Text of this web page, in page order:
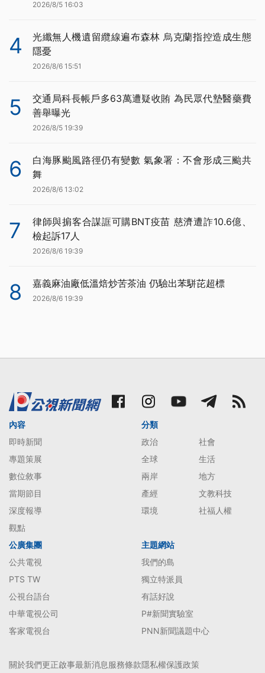
2026/8/5 16:03
4
光纖無人機遺留纜線遍布森林 烏克蘭指控造成生態
隱憂
2026/8/6 15:51
5
交通局科長帳戶多63萬遭疑收賄 為民眾代墊醫藥費
善舉曝光
2026/8/5 19:39
6
白海豚颱風路徑仍有變數 氣象署：不會形成三颱共
舞
2026/8/6 13:02
7
律師與掮客合謀誆可購BNT疫苗 慈濟遭詐10.6億、
檢起訴17人
2026/8/6 19:39
8 嘉義麻油廠低溫焙炒苦茶油 仍驗出苯駢芘超標
2026/8/6 19:39
內容
即時新聞
專題策展
數位敘事
當期節目
深度報導
觀點
分類
政治
社會
全球
生活
兩岸
地方
產經
文教科技
環境
社福人權
公廣集團
公共電視
PTS TW
公視台語台
中華電視公司
客家電視台
主題網站
我們的島
獨立特派員
有話好說
P#新聞實驗室
PNN新聞議題中心
關於我們更正啟事最新消息服務條款隱私權保護政策